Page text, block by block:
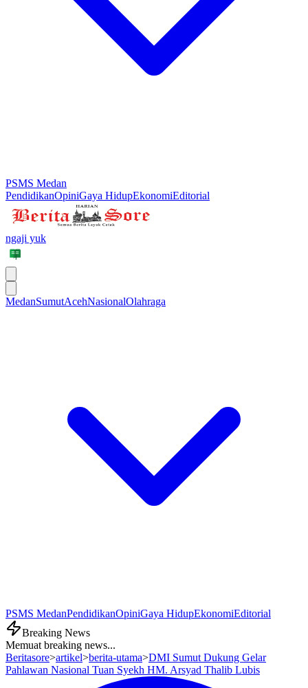
PSMS Medan
PendidikanOpiniGaya HidupEkonomiEditorial
ngaji yuk
MedanSumutAcehNasionalOlahraga
PSMS MedanPendidikanOpiniGaya HidupEkonomiEditorial
Breaking News
Memuat breaking news...
Beritasore>artikel>berita-utama>DMI Sumut Dukung Gelar
Pahlawan Nasional Tuan Syekh HM. Arsyad Thalib Lubis